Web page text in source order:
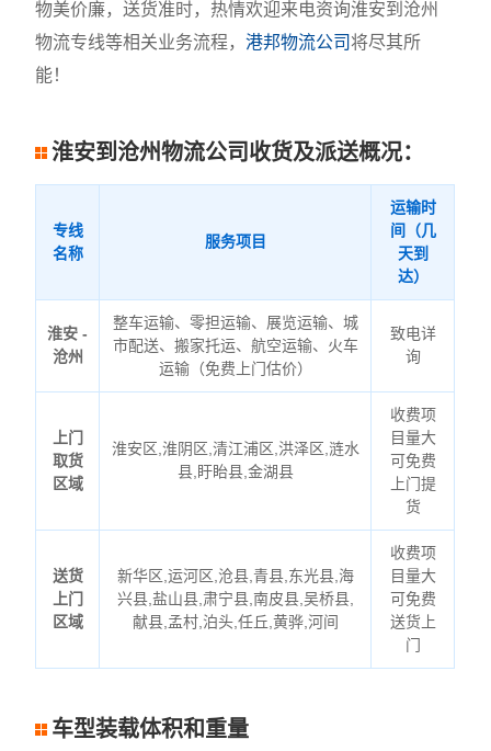
物美价廉，送货准时，热情欢迎来电资询淮安到沧州
物流专线等相关业务流程，港邦物流公司将尽其所
能！
淮安到沧州物流公司收货及派送概况：
专线
名称
服务项目
运输时
间（几
天到
达）
淮安 -
沧州
整车运输、零担运输、展览运输、城
市配送、搬家托运、航空运输、火车
运输（免费上门估价）
致电详
询
上门
取货
区域
淮安区,淮阴区,清江浦区,洪泽区,涟水
县,盱眙县,金湖县
收费项
目量大
可免费
上门提
货
送货
上门
区域
新华区,运河区,沧县,青县,东光县,海
兴县,盐山县,肃宁县,南皮县,吴桥县,
献县,孟村,泊头,任丘,黄骅,河间
收费项
目量大
可免费
送货上
门
车型装载体积和重量